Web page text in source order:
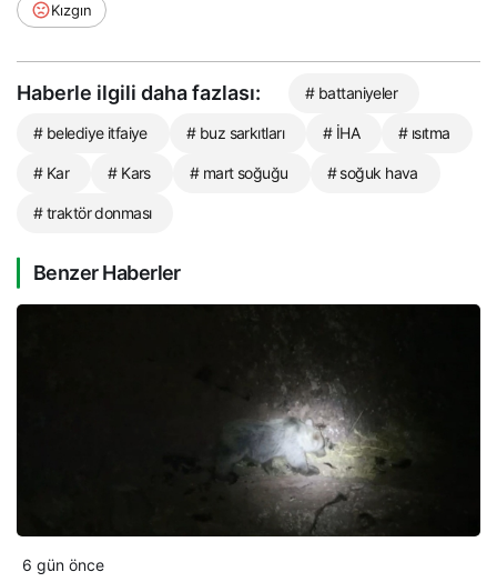
Kızgın
Haberle ilgili daha fazlası: # battaniyeler
# belediye itfaiye # buz sarkıtları # İHA # ısıtma
# Kar # Kars # mart soğuğu # soğuk hava
# traktör donması
Benzer Haberler
6 gün önce